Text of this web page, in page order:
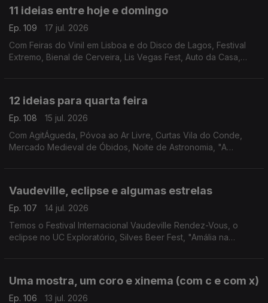
11 ideias entre hoje e domingo
Ep. 109
17 jul. 2026
Com Feiras do Vinil em Lisboa e do Disco de Lagos, Festival
Extremo, Bienal de Cerveira, Lis Vegas Fest, Auto da Casa,
12 ideias para quarta feira
Ep. 108
15 jul. 2026
Com AgitÁgueda, Póvoa ao Ar Livre, Curtas Vila do Conde,
Mercado Medieval de Óbidos, Noite de Astronomia, "A
Vaudeville, eclipse e algumas estrelas
Ep. 107
14 jul. 2026
Temos o Festival Internacional Vaudeville Rendez-Vous, o
eclipse no UC Exploratório, Silves Beer Fest, "Amália na
Uma mostra, um coro e xinema (com c e com x)
Ep. 106 13 jul. 2026